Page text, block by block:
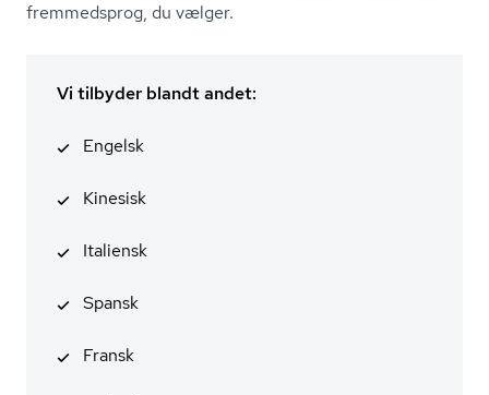
fremmedsprog, du vælger.
Vi tilbyder blandt andet:
Engelsk
Kinesisk
Italiensk
Spansk
Fransk